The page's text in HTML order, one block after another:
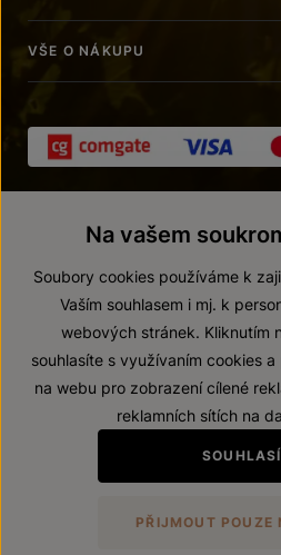
VŠE O NÁKUPU
© 2026 ZNOVÍN
Prohlášení o
Zákaz prodeje alkoholických
Vytvořil
Na vašem
Soubory cookies používáme k
Vaším souhlasem i mj. k
webových stránek. Kliknutím
souhlasíte s využívaním cookies
na webu pro zobrazení cílené
reklamních sítích na
PŘIJMOUT POUZE